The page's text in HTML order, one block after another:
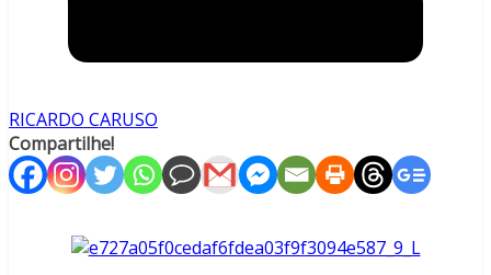
RICARDO CARUSO
Compartilhe!